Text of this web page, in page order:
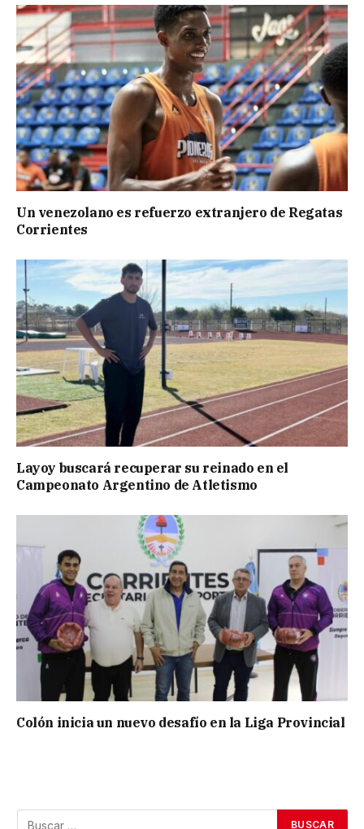
Un venezolano es refuerzo extranjero de Regatas
Corrientes
Layoy buscará recuperar su reinado en el
Campeonato Argentino de Atletismo
Colón inicia un nuevo desafío en la Liga Provincial